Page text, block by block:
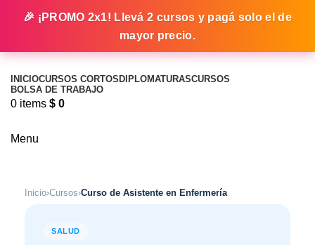
🎉 ¡PROMO 2x1! Llevá 2 cursos y pagá solo el de
mayor precio.
INICIOCURSOS CORTOS DIPLOMATURASCURSOS
BOLSA DE TRABAJO
0 items $ 0
Menu
Inicio›Cursos›Curso de Asistente en Enfermería
SALUD